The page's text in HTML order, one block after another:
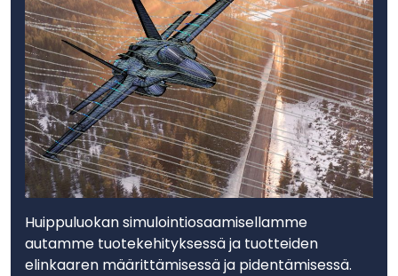
Huippuluokan simulointiosaamisellamme
autamme tuotekehityksessä ja tuotteiden
elinkaaren määrittämisessä ja pidentämisessä.